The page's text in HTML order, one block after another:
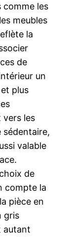
comme les
meubles
la
de
un
plus
vers les
sédentaire,
valable
de
compte la
pièce en
gris
autant